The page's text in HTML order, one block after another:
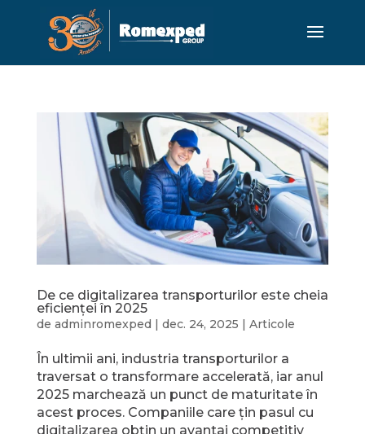
De ce digitalizarea transporturilor este cheia
eficienței în 2025
de adminromexped dec. 24, 2025 Articole
În ultimii ani, industria transporturilor a
traversat o transformare accelerată, iar anul
2025 marchează un punct de maturitate în
acest proces. Companiile care țin pasul cu
digitalizarea obțin un avantaj competitiv